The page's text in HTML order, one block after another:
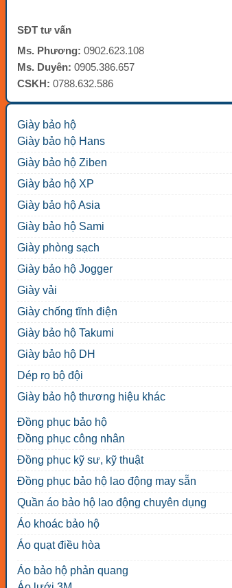
SĐT tư vấn
Ms. Phương: 0902.623.108
Ms. Duyên: 0905.386.657
CSKH: 0788.632.586
Giày bảo hộ
Giày bảo hộ Hans
Giày bảo hộ Ziben
Giày bảo hộ XP
Giày bảo hộ Asia
Giày bảo hộ Sami
Giày phòng sạch
Giày bảo hộ Jogger
Giày vải
Giày chống tĩnh điện
Giày bảo hộ Takumi
Giày bảo hộ DH
Dép rọ bộ đội
Giày bảo hộ thương hiệu khác
Đồng phục bảo hộ
Đồng phục công nhân
Đồng phục kỹ sư, kỹ thuật
Đồng phục bảo hộ lao động may sẵn
Quần áo bảo hộ lao động chuyên dụng
Áo khoác bảo hộ
Áo quạt điều hòa
Áo bảo hộ phản quang